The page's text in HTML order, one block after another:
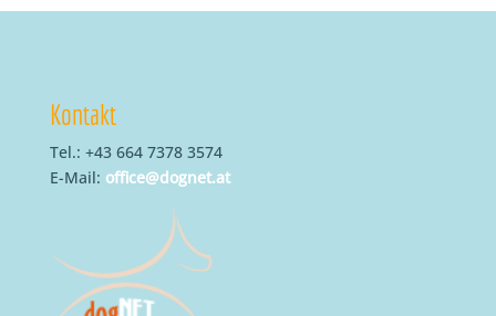
Kontakt
Tel.: +43 664 7378 3574
E-Mail: office@dognet.at